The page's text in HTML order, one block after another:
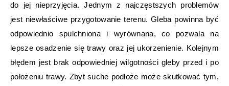
do jej nieprzyjęcia. Jednym z najczęstszych problemów
jest niewłaściwe przygotowanie terenu. Gleba powinna być
odpowiednio spulchniona i wyrównana, co pozwala na
lepsze osadzenie się trawy oraz jej ukorzenienie. Kolejnym
błędem jest brak odpowiedniej wilgotności gleby przed i po
położeniu trawy. Zbyt suche podłoże może skutkować tym,